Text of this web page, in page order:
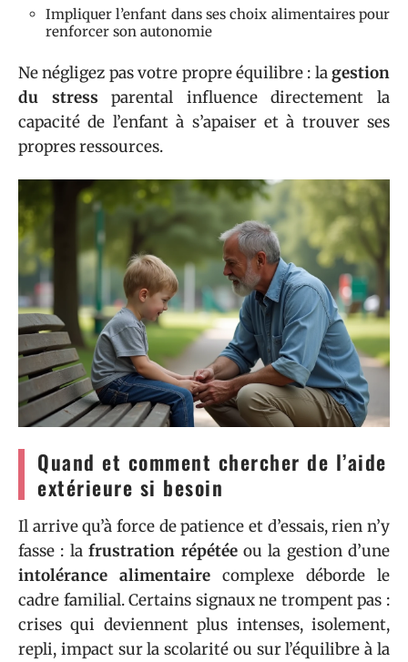
Impliquer l’enfant dans ses choix alimentaires pour
renforcer son autonomie
Ne négligez pas votre propre équilibre : lagestion
du stress parental influence directement la
capacité de l’enfant à s’apaiser et à trouver ses
propres ressources.
Quand et comment chercher de l’aide
extérieure si besoin
Il arrive qu’à force de patience et d’essais, rien n’y
fasse : lafrustration répétéeou la gestion d’une
intolérance alimentaire complexe déborde le
cadre familial. Certains signaux ne trompent pas :
crises qui deviennent plus intenses, isolement,
repli, impact sur la scolarité ou sur l’équilibre à la